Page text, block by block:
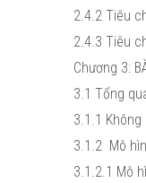
2.4.2 Tiêu
2.4.3 Tiêu
Chương 3:
3.1 Tổng
3.1.1
3.1.2 Mô
3.1.2.1 Mô